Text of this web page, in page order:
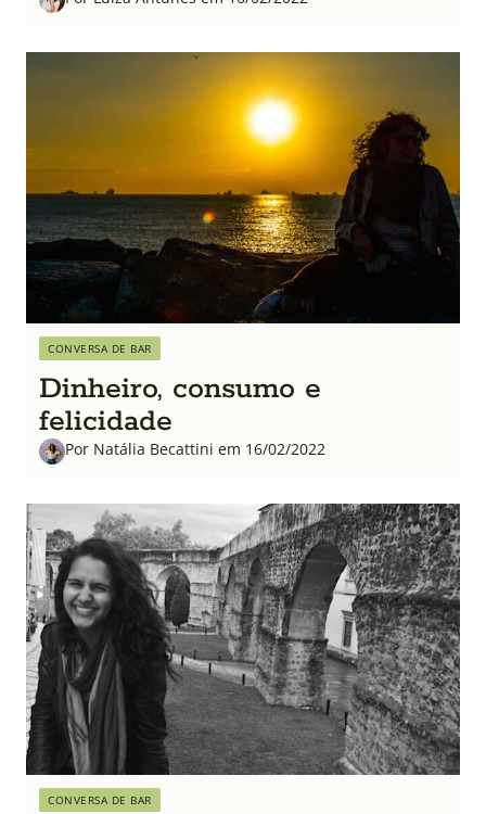
CONVERSA DE BAR
Dinheiro, consumo e
felicidade
Por Natália Becattini em 16/02/2022
CONVERSA DE BAR